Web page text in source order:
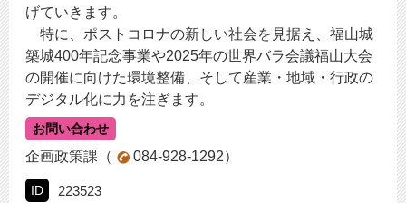
げていきます。
特に、ポストコロナの新しい社会を見据え、福山城
築城400年記念事業や2025年の世界バラ会議福山大会
の開催に向けた環境整備、そして産業・地域・行政の
デジタル化に力を注ぎます。
お問い合わせ
企画政策課 （ 084-928-1292）
ID 223523